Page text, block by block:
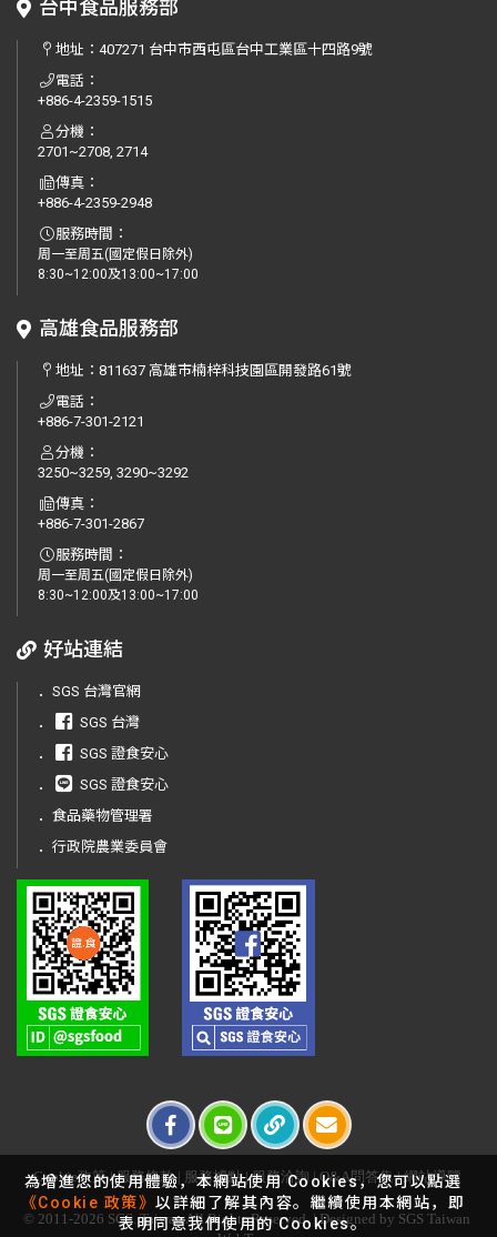
台中食品服務部
地址：407271 台中市西屯區台中工業區十四路9號
電話：
+886-4-2359-1515
分機：
2701~2708, 2714
傳真：
+886-4-2359-2948
服務時間：
周一至周五(國定假日除外)
8:30~12:00及13:00~17:00
高雄食品服務部
地址：811637 高雄市楠梓科技園區開發路61號
電話：
+886-7-301-2121
分機：
3250~3259, 3290~3292
傳真：
+886-7-301-2867
服務時間：
周一至周五(國定假日除外)
8:30~12:00及13:00~17:00
好站連結
． SGS 台灣官網
．
SGS 台灣
．
SGS 證食安心
．
SGS 證食安心
． 食品藥物管理署
． 行政院農業委員會
Cookie政策 |服務條款 | 服務據點 |服務洽詢 |Q&A問答集 |網站導覽
© 2011-2026 SGS. Taiwan All Rights Reserved. | Designed by SGS Taiwan
為增進您的使用體驗，本網站使用 Cookies，您可以點選
《Cookie 政策》以詳細了解其內容。繼續使用本網站，即
表明同意我們使用的 Cookies。